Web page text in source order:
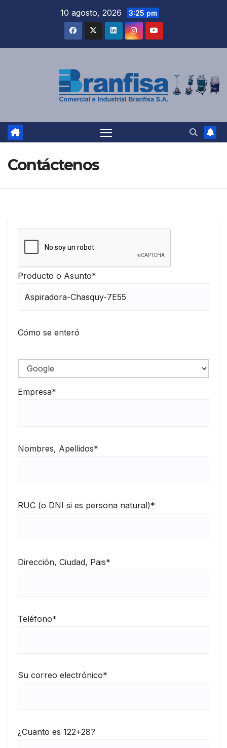
10 agosto, 2026 3:25 pm
Contáctenos
Producto o Asunto*
Cómo se enteró
Empresa*
Nombres, Apellidos*
RUC (o DNI si es persona natural)*
Dirección, Ciudad, Pais*
Teléfono*
Su correo electrónico*
¿Cuanto es 122+28?